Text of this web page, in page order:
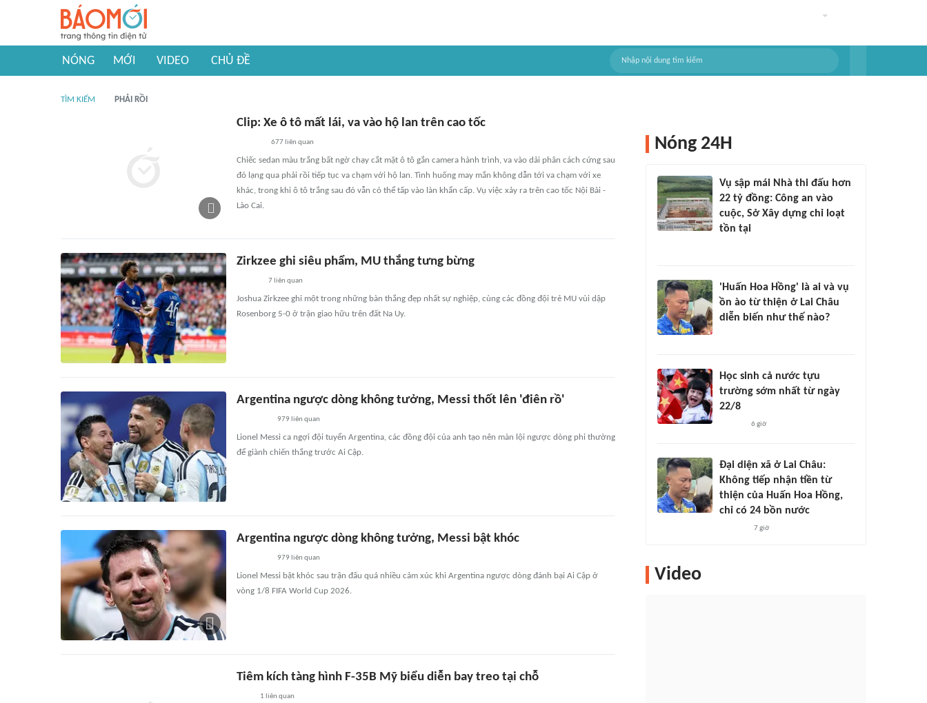
NÓNG MỚI VIDEO CHỦ ĐỀ
TÌM KIẾM PHẢI RỒI
Clip: Xe ô tô mất lái, va vào hộ lan trên cao tốc
677liên quan
Chiếc sedan màu trắng bất ngờ chạy cắt mặt ô tô gắn camera hành trình, va vào dải phân cách cứng sau
đó lạng qua phải rồi tiếp tục va chạm với hộ lan. Tình huống may mắn không dẫn tới va chạm với xe
khác, trong khi ô tô trắng sau đó vẫn có thể tấp vào làn khẩn cấp. Vụ việc xảy ra trên cao tốc Nội Bài -
Lào Cai.
Zirkzee ghi siêu phẩm, MU thắng tưng bừng
7liên quan
Joshua Zirkzee ghi một trong những bàn thắng đẹp nhất sự nghiệp, cùng các đồng đội trẻ MU vùi dập
Rosenborg 5-0 ở trận giao hữu trên đất Na Uy.
Argentina ngược dòng không tưởng, Messi thốt lên 'điên rồ'
979 liên quan
Lionel Messi ca ngợi đội tuyển Argentina, các đồng đội của anh tạo nên màn lội ngược dòng phi thường
để giành chiến thắng trước Ai Cập.
Argentina ngược dòng không tưởng, Messi bật khóc
979 liên quan
Lionel Messi bật khóc sau trận đấu quá nhiều cảm xúc khi Argentina ngược dòng đánh bại Ai Cập ở
vòng 1/8 FIFA World Cup 2026.
Tiêm kích tàng hình F-35B Mỹ biểu diễn bay treo tại chỗ
1 liên quan
Nóng 24H
Vụ sập mái Nhà thi đấu hơn
22 tỷ đồng: Công an vào
cuộc, Sở Xây dựng chỉ loạt
tồn tại
'Huấn Hoa Hồng' là ai và vụ
ồn ào từ thiện ở Lai Châu
diễn biến như thế nào?
Học sinh cả nước tựu
trường sớm nhất từ ngày
22/8
6 giờ
Đại diện xã ở Lai Châu:
Không tiếp nhận tiền từ
thiện của Huấn Hoa Hồng,
chỉ có 24 bồn nước
7 giờ
Video